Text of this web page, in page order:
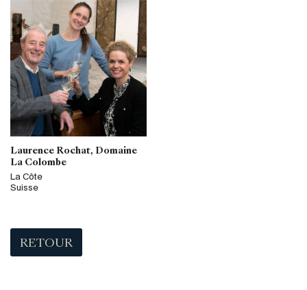
Laurence Rochat, Domaine
La Colombe
La Côte
Suisse
RETOUR